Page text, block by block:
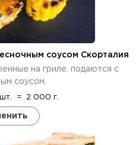
соусом Скорталия
на гриле. подаются с
соусом.
= 2 000 г.